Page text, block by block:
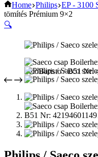
Home Philips EP - 3100
tömítés Prémium 9×2
🔍